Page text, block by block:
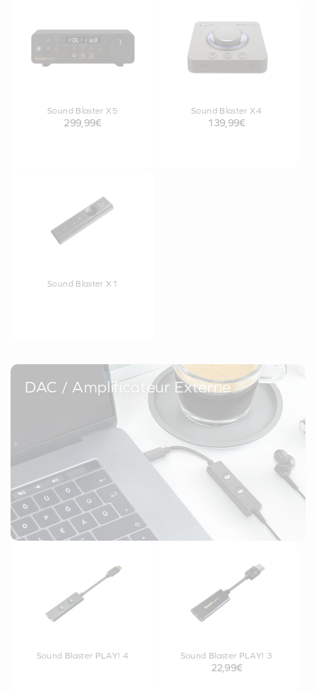
Sound Blaster X5
299,99€
Sound Blaster X4
139,99€
Sound Blaster X1
DAC / Amplificateur Externe
Sound Blaster PLAY! 4 Sound Blaster PLAY! 3
22,99€